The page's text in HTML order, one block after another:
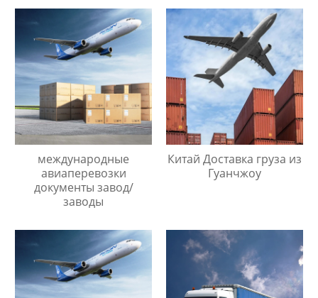
международные
авиаперевозки
документы завод/
заводы
Китай Доставка груза из
Гуанчжоу